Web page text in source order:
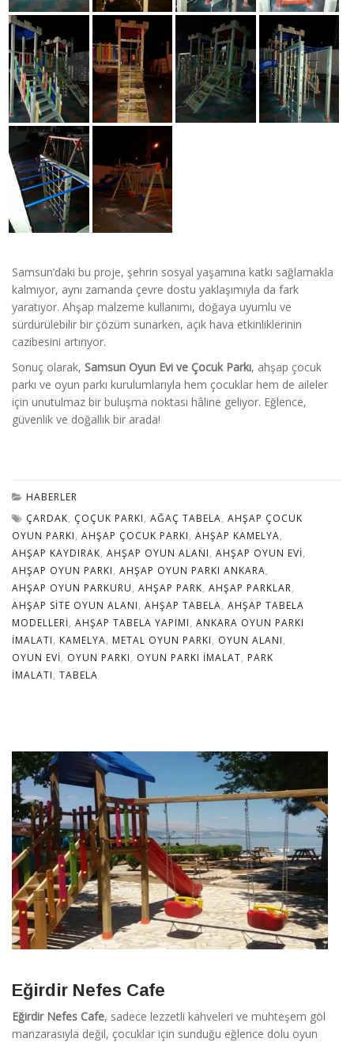
Samsun’daki bu proje, şehrin sosyal yaşamına katkı sağlamakla
kalmıyor, aynı zamanda çevre dostu yaklaşımıyla da fark
yaratıyor. Ahşap malzeme kullanımı, doğaya uyumlu ve
sürdürülebilir bir çözüm sunarken, açık hava etkinliklerinin
cazibesini artırıyor.
Sonuç olarak, Samsun Oyun Evi ve Çocuk Parkı, ahşap çocuk
parkı ve oyun parkı kurulumlarıyla hem çocuklar hem de aileler
için unutulmaz bir buluşma noktası hâline geliyor. Eğlence,
güvenlik ve doğallık bir arada!
HABERLER
ÇARDAK, ÇOÇUK PARKI, AĞAÇ TABELA, AHŞAP ÇOCUK
OYUN PARKI, AHŞAP ÇOCUK PARKI, AHŞAP KAMELYA,
AHŞAP KAYDIRAK, AHŞAP OYUN ALANI, AHŞAP OYUN EVI,
AHŞAP OYUN PARKI, AHŞAP OYUN PARKI ANKARA,
AHŞAP OYUN PARKURU, AHŞAP PARK, AHŞAP PARKLAR,
AHŞAP SITE OYUN ALANI, AHŞAP TABELA, AHŞAP TABELA
MODELLERI, AHŞAP TABELA YAPIMI, ANKARA OYUN PARKI
IMALATI, KAMELYA, METAL OYUN PARKI, OYUN ALANI,
OYUN EVI, OYUN PARKI, OYUN PARKI IMALAT, PARK
IMALATI, TABELA
Eğirdir Nefes Cafe
Eğirdir Nefes Cafe, sadece lezzetli kahveleri ve muhteşem göl
manzarasıyla değil, çocuklar için sunduğu eğlence dolu oyun